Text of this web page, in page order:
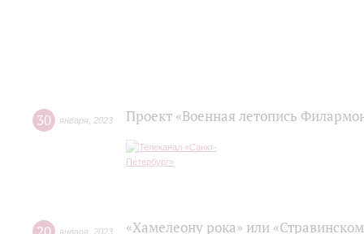
30 января 2023 Проект «Военная летопись
января 2023
«Хамелеону рока» или